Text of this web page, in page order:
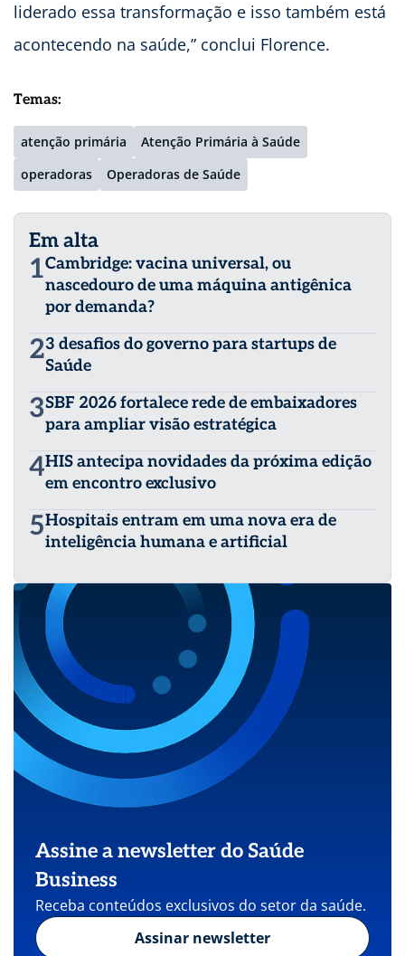
liderado essa transformação e isso também está
acontecendo na saúde,” conclui Florence.
Temas:
atenção primária
Atenção Primária à Saúde
operadoras
Operadoras de Saúde
Em alta
1Cambridge: vacina universal, ou
nascedouro de uma máquina antigênica
por demanda?
23 desafios do governo para startups de
Saúde
3SBF 2026 fortalece rede de embaixadores
para ampliar visão estratégica
4HIS antecipa novidades da próxima edição
em encontro exclusivo
5Hospitais entram em uma nova era de
inteligência humana e artificial
Assine a newsletter do Saúde
Business
Receba conteúdos exclusivos do setor da saúde.
Assinar newsletter